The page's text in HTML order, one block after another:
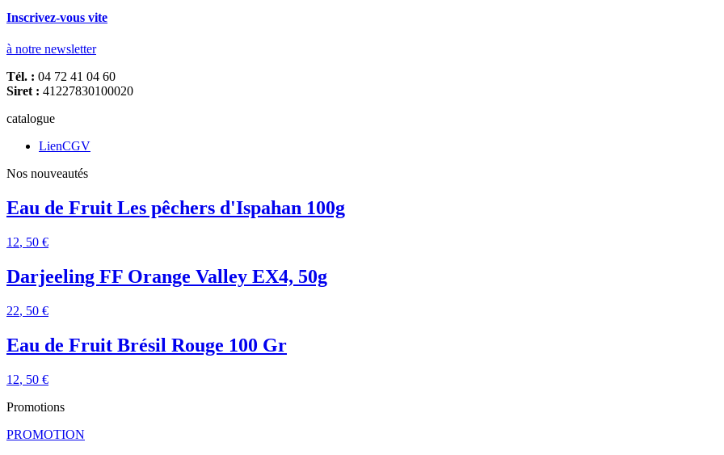
Inscrivez-vous vite
à notre newsletter
Tél. : 04 72 41 04 60
Siret : 41227830100020
catalogue
LienCGV
Nos nouveautés
Eau de Fruit Les pêchers d'Ispahan 100g
12, 50 €
Darjeeling FF Orange Valley EX4, 50g
22, 50 €
Eau de Fruit Brésil Rouge 100 Gr
12, 50 €
Promotions
PROMOTION